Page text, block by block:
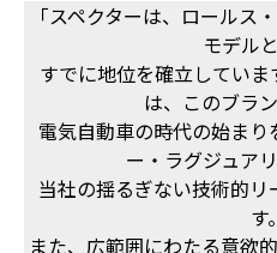
「スペクターは、ロールス
モデル
すでに地位を確立してい
は、このブラ
電気自動車の時代の始ま
ー・ラグジュア
当社の揺るぎない技術的
す。
また、広範囲にわたる意欲